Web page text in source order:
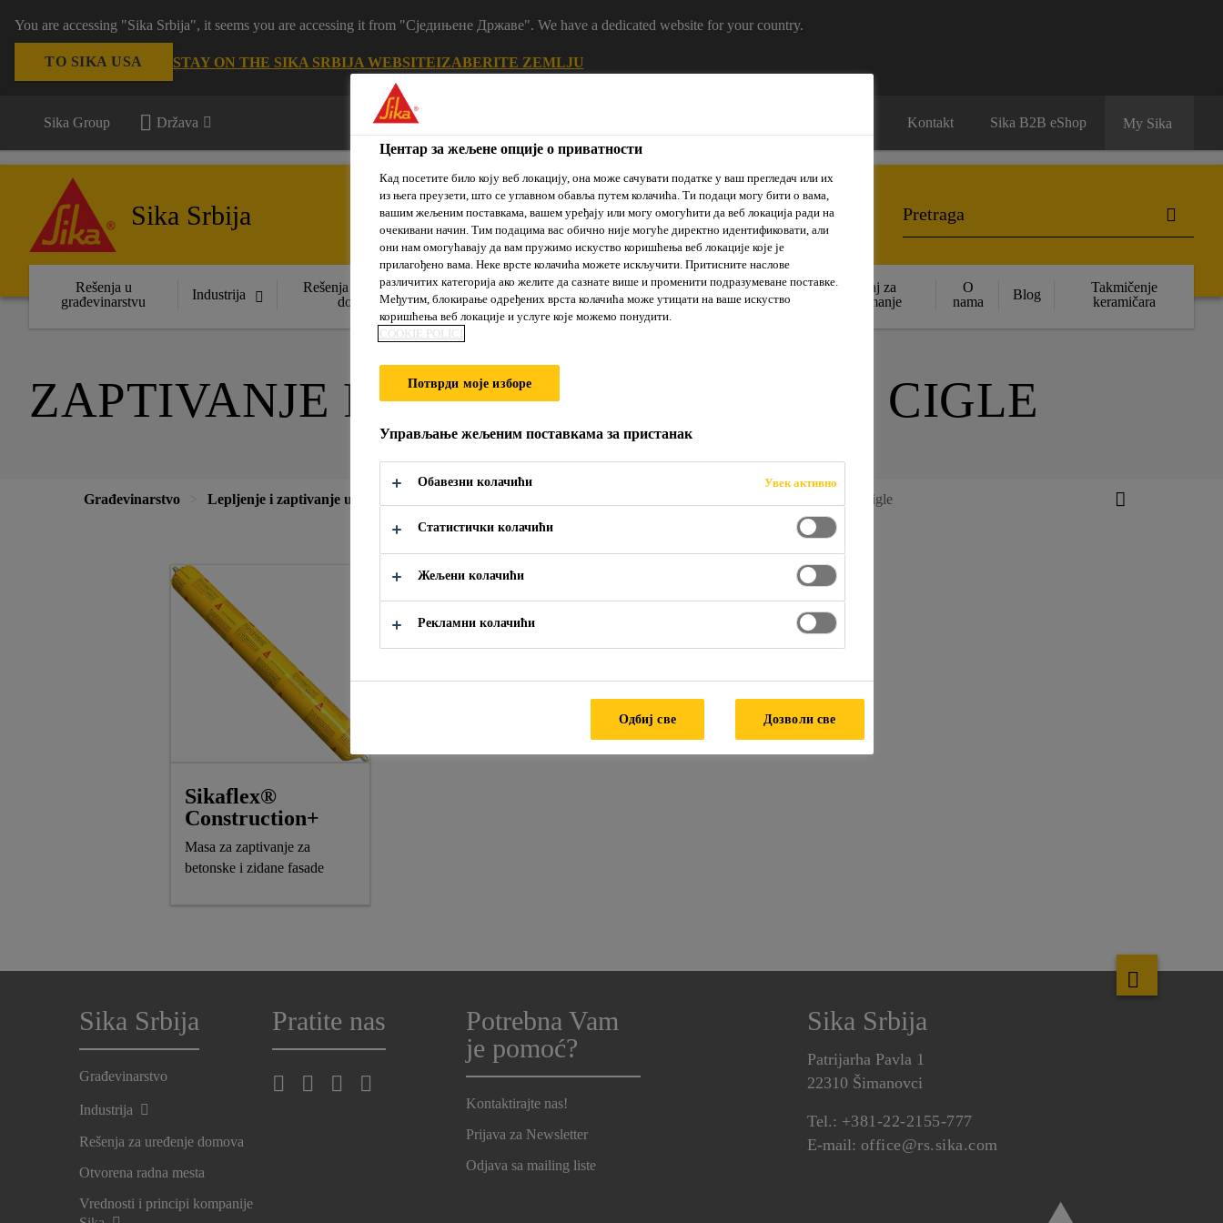
You are accessing "Sika Srbija", it seems you are accessing it from "Сједињене Државе". We have a dedicated website for your country.
TO SIKA USA STAY ON THE SIKA SRBIJA WEBSITEIZABERITE ZEMLJU
Sika Group Država Kontakt Sika B2B eShop My Sika
Sika Srbija
Rešenja u
građevinarstvu
Industrija
Rešenja za uređenje
domova
Prodajna
mesta
Održivi
razvoj
Reference Novosti
Sadržaj za
preuzimanje
O
nama
Blog
Takmičenje
keramičara
ZAPTIVANJE FASADA OD BETONA I CIGLE
Građevinarstvo Lepljenje i zaptivanje u građevinarstvu Zaptivanje fasada od betona i cigle
Sikaflex®
Construction+
Masa za zaptivanje za
betonske i zidane fasade
Sika Srbija
Građevinarstvo
Industrija
Rešenja za uređenje domova
Otvorena radna mesta
Vrednosti i principi kompanije
Pratite nas
Potrebna Vam
je pomoć?
Kontaktirajte nas!
Prijava za Newsletter
Odjava sa mailing liste
Sika Srbija
Patrijarha Pavla 1
22310 Šimanovci
Tel.: +381-22-2155-777
E-mail: office@rs.sika.com
Центар за жељене опције о приватности
Кад посетите било коју веб локацију, она може сачувати податке у ваш прегледач или их
из њега преузети, што се углавном обавља путем колачића. Ти подаци могу бити о вама,
вашим жељеним поставкама, вашем уређају или могу омогућити да веб локација ради на
очекивани начин. Тим подацима вас обично није могуће директно идентификовати, али
они нам омогућавају да вам пружимо искуство коришћења веб локације које је
прилагођено вама. Неке врсте колачића можете искључити. Притисните наслове
различитих категорија ако желите да сазнате више и променити подразумеване поставке.
Међутим, блокирање одређених врста колачића може утицати на ваше искуство
коришћења веб локације и услуге које можемо понудити.
COOKIE POLICI
Потврди моје изборе
Управљање жељеним поставкама за пристанак
Обавезни колачићи Увек активно
Статистички колачићи
Жељени колачићи
Рекламни колачићи
Одбиј све Дозволи све